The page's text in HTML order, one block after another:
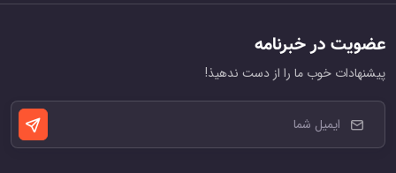
عضویت در خبرنامه
پیشنهادات خوب ما را از دست ندهیذ!